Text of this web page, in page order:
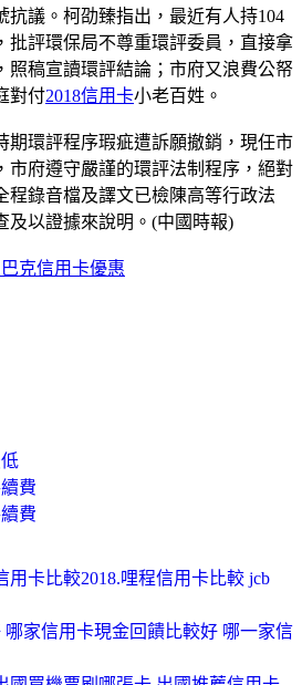
抗議。柯劭臻指出，最近有人持104
批評環保局不尊重環評委員，直接拿
照稿宣讀環評結論；市府又浪費公帑
對付2018信用卡小老百姓。
期環評程序瑕疵遭訴願撤銷，現任市
市府遵守嚴謹的環評法制程序，絕對
程錄音檔及譯文已檢陳高等行政法
及以證據來說明。(中國時報)
克信用卡優惠
費
費
用卡比較2018.哩程信用卡比較 jcb
哪家信用卡現金回饋比較好 哪一家信